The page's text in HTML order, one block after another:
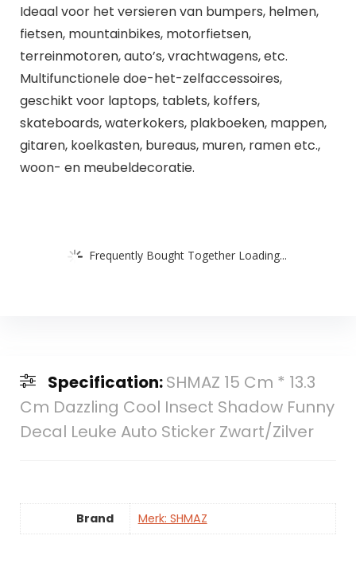
Ideaal voor het versieren van bumpers, helmen,
fietsen, mountainbikes, motorfietsen,
terreinmotoren, auto’s, vrachtwagens, etc.
Multifunctionele doe-het-zelfaccessoires,
geschikt voor laptops, tablets, koffers,
skateboards, waterkokers, plakboeken, mappen,
gitaren, koelkasten, bureaus, muren, ramen etc.,
woon- en meubeldecoratie.
Frequently Bought Together Loading...
Specification:SHMAZ 15 Cm * 13.3
Cm Dazzling Cool Insect Shadow Funny
Decal Leuke Auto Sticker Zwart/Zilver
Brand Merk: SHMAZ